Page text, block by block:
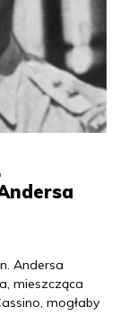
Andersa
mieszcząca
mogłaby